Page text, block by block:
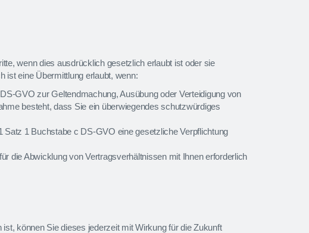
wenn dies ausdrücklich gesetzlich erlaubt ist oder sie
ist eine Übermittlung erlaubt, wenn:
GVO zur Geltendmachung, Ausübung oder Verteidigung von
besteht, dass Sie ein überwiegendes schutzwürdiges
1 Buchstabe c DS-GVO eine gesetzliche Verpflichtung
die Abwicklung von Vertragsverhältnissen mit Ihnen erforderlich
können Sie dieses jederzeit mit Wirkung für die Zukunft